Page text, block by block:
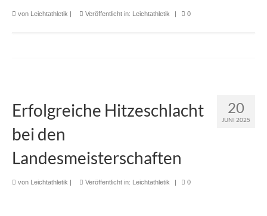
von Leichtathletik | Veröffentlicht in: Leichtathletik | 0
20
JUNI 2025
Erfolgreiche Hitzeschlacht
bei den
Landesmeisterschaften
von Leichtathletik | Veröffentlicht in: Leichtathletik | 0